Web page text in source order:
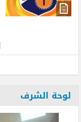
لوحة الشرف